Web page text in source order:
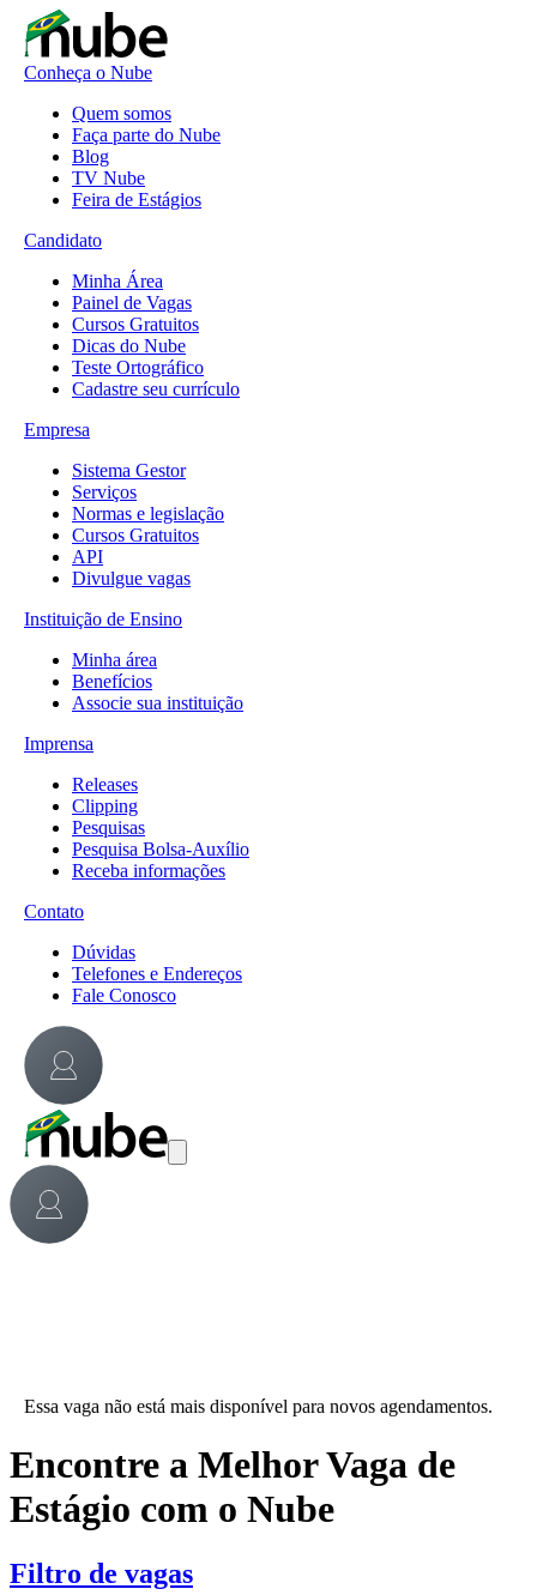
Conheça o Nube
Quem somos
Faça parte do Nube
Blog
TV Nube
Feira de Estágios
Candidato
Minha Área
Painel de Vagas
Cursos Gratuitos
Dicas do Nube
Teste Ortográfico
Cadastre seu currículo
Empresa
Sistema Gestor
Serviços
Normas e legislação
Cursos Gratuitos
API
Divulgue vagas
Instituição de Ensino
Minha área
Benefícios
Associe sua instituição
Imprensa
Releases
Clipping
Pesquisas
Pesquisa Bolsa-Auxílio
Receba informações
Contato
Dúvidas
Telefones e Endereços
Fale Conosco
Essa vaga não está mais disponível para novos agendamentos.
Encontre a Melhor Vaga de
Estágio com o Nube
Filtro de vagas